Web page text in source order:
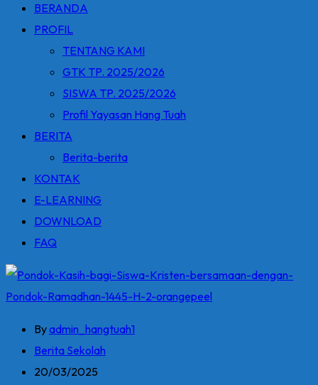
BERANDA
PROFIL
TENTANG KAMI
GTK TP. 2025/2026
SISWA TP. 2025/2026
Profil Yayasan Hang Tuah
BERITA
Berita-berita
KONTAK
E-LEARNING
DOWNLOAD
FAQ
Byadmin_hangtuah1
Berita Sekolah
20/03/2025